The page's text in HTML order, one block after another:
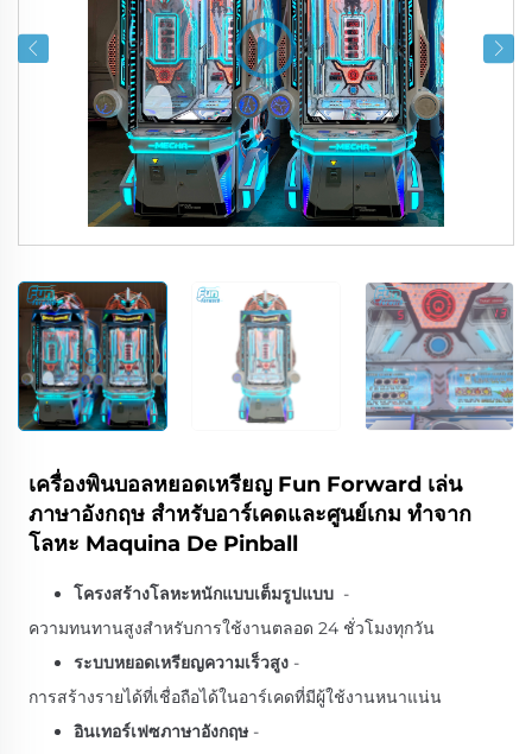
เครื่องพินบอลหยอดเหรียญ Fun Forward เล่น
ภาษาอังกฤษ สำหรับอาร์เคดและศูนย์เกม ทำจาก
โลหะ Maquina De Pinball
โครงสร้างโลหะหนักแบบเต็มรูปแบบ -
ความทนทานสูงสำหรับการใช้งานตลอด 24 ชั่วโมงทุกวัน
ระบบหยอดเหรียญความเร็วสูง -
การสร้างรายได้ที่เชื่อถือได้ในอาร์เคดที่มีผู้ใช้งานหนาแน่น
อินเทอร์เฟซภาษาอังกฤษ -